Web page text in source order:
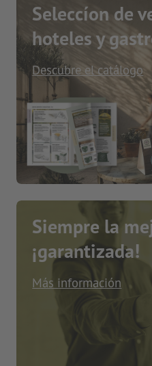
Seleccíon de
hoteles y
Descubre el catálogo
Siempre la
¡garantizada!
Más información